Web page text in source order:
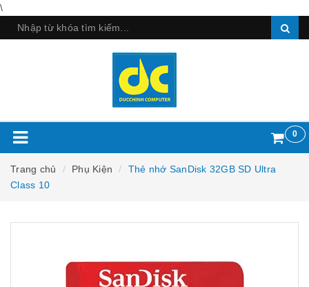
\
0
Trang chủ Phụ Kiện
Thẻ nhớ SanDisk 32GB SD Ultra
Class 10